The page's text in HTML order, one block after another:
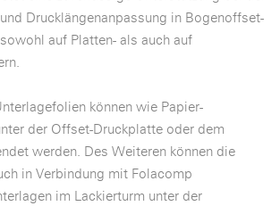
Drucklängenanpassung in Bogenoffset-
auf Platten- als auch auf
können wie Papier-
der Offset-Druckplatte oder dem
werden. Des Weiteren können die
in Verbindung mit Folacomp
im Lackierturm unter der